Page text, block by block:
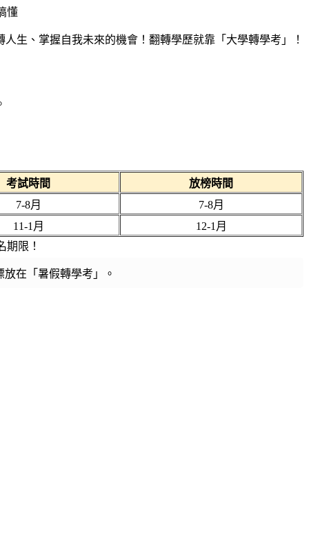
生、掌握自我未來的機會！翻轉學歷就靠「大學轉學考」！
考試時間
放榜時間
7-8月
7-8月
11-1月
12-1月
限！
在「暑假轉學考」。